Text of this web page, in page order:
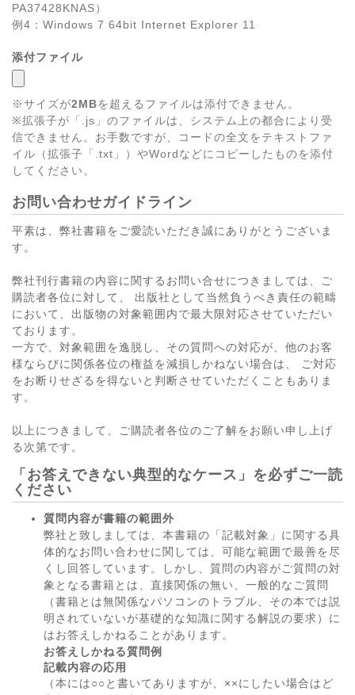
PA37428KNAS）
例4：Windows 7 64bit Internet Explorer 11
添付ファイル
※サイズが2MBを超えるファイルは添付できません。
※拡張子が「.js」のファイルは、システム上の都合により受
信できません。お手数ですが、コードの全文をテキストファ
イル（拡張子「.txt」）やWordなどにコピーしたものを添付
してください。
お問い合わせガイドライン
平素は、弊社書籍をご愛読いただき誠にありがとうございま
す。
弊社刊行書籍の内容に関するお問い合せにつきましては、ご
購読者各位に対して、 出版社として当然負うべき責任の範疇
において、出版物の対象範囲内で最大限対応させていただい
ております。
一方で、対象範囲を逸脱し、その質問への対応が、他のお客
様ならびに関係各位の権益を減損しかねない場合は、 ご対応
をお断りせざるを得ないと判断させていただくこともありま
す。
以上につきまして、ご購読者各位のご了解をお願い申し上げ
る次第です。
「お答えできない典型的なケース」を必ずご一読
ください
質問内容が書籍の範囲外
弊社と致しましては、本書籍の「記載対象」に関する具
体的なお問い合わせに関しては、可能な範囲で最善を尽
くし回答しています。しかし、質問の内容がご質問の対
象となる書籍とは、直接関係の無い、一般的なご質問
（書籍とは無関係なパソコンのトラブル、その本では説
明されていないが基礎的な知識に関する解説の要求）に
はお答えしかねることがあります。
お答えしかねる質問例
記載内容の応用
（本には○○と書いてありますが、××にしたい場合はど